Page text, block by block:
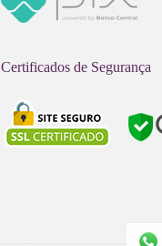
Certificados de Segurança